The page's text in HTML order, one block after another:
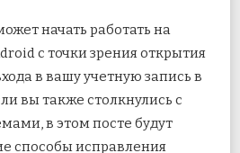
начать работать на
с точки зрения открытия
в вашу учетную запись в
вы также столкнулись с
в этом посте будут
способы исправления